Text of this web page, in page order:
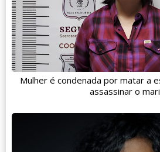
Mulher é condenada por matar a
assassinar o